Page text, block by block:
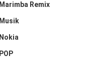
Marimba Remix
Musik
Nokia
POP